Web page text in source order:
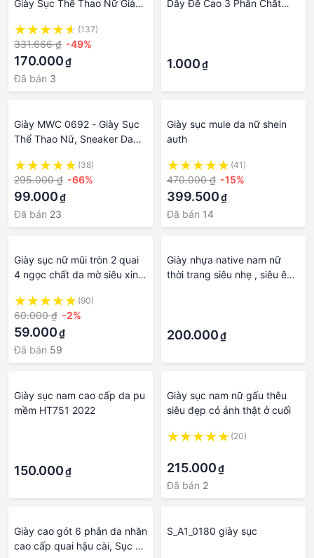
Giày Sục Thể Thao Nữ Giày
Bánh
(137)
331.666 ₫ -49%
170.000₫
Đã bán 3
Dây Đế Cao 3 Phân Chất
1.000₫
Giày MWC 0692 - Giày Sục
Thể Thao Nữ, Sneaker Da
Động
(38)
295.000 ₫ -66%
99.000₫
Đã bán 23
Giày sục mule da nữ shein
auth
(41)
470.000 ₫ -15%
399.500₫
Đã bán 14
Giày sục nữ mũi tròn 2 quai
4 ngọc chất da mờ siêu xinh
(90)
60.000 ₫ -2%
59.000₫
Đã bán 59
Giày nhựa native nam nữ
thời trang siêu nhẹ , siêu êm
200.000₫
Giày sục nam cao cấp da pu
mềm HT751 2022
150.000₫
Giày sục nam nữ gấu thêu
siêu đẹp có ảnh thật ở cuối
(20)
215.000₫
Đã bán 2
Giày cao gót 6 phân da nhăn
cao cấp quai hậu cài, Sục nữ
S_A1_0180 giày sục